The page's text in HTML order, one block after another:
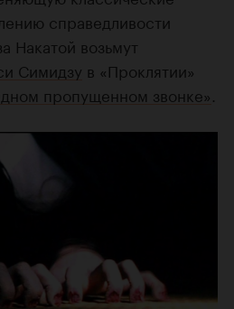
справедливости
Накатой возьмут
Симидзу в «Проклятии»
пропущенном звонке»